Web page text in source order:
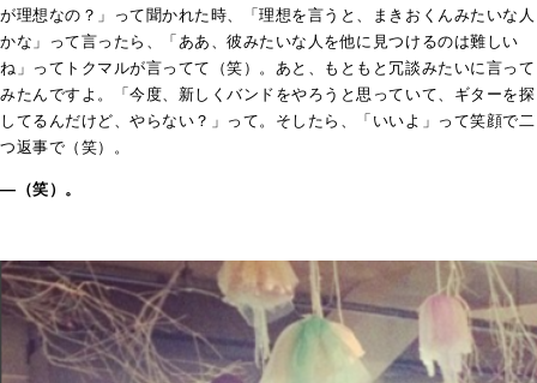
が理想なの？」って聞かれた時、「理想を言うと、まきおくんみたいな人
かな」って言ったら、「ああ、彼みたいな人を他に見つけるのは難しい
ね」ってトクマルが言ってて（笑）。あと、もともと冗談みたいに言って
みたんですよ。「今度、新しくバンドをやろうと思っていて、ギターを探
してるんだけど、やらない？」って。そしたら、「いいよ」って笑顔で二
つ返事で（笑）。
―（笑）。